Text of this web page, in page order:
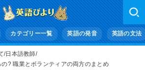
カテゴリー一覧 英語の発音 英語の文法
日本語教師
? 職業とボランティアの両方のまとめ